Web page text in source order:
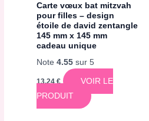
Carte vœux bat mitzvah
pour filles – design
étoile de david zentangle
145 mm x 145 mm
cadeau unique
Note4.55 sur 5
13,24€
VOIR LE
PRODUIT